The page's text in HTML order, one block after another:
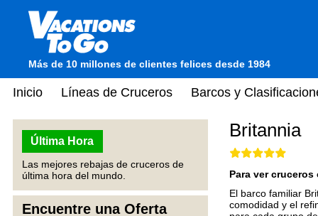
Más de 10 millones de clientes felices desde 1984
Inicio Líneas de Cruceros Barcos y
Última Hora
Las mejores rebajas de cruceros de
última hora del mundo.
Encuentre una Oferta
Britannia
Para ver
El barco familiar
comodidad y el